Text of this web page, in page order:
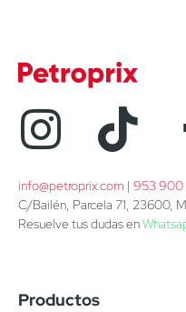
info@petroprix.com | 953 900
C/Bailén, Parcela 71, 23600,
Resuelve tus dudas en
Productos